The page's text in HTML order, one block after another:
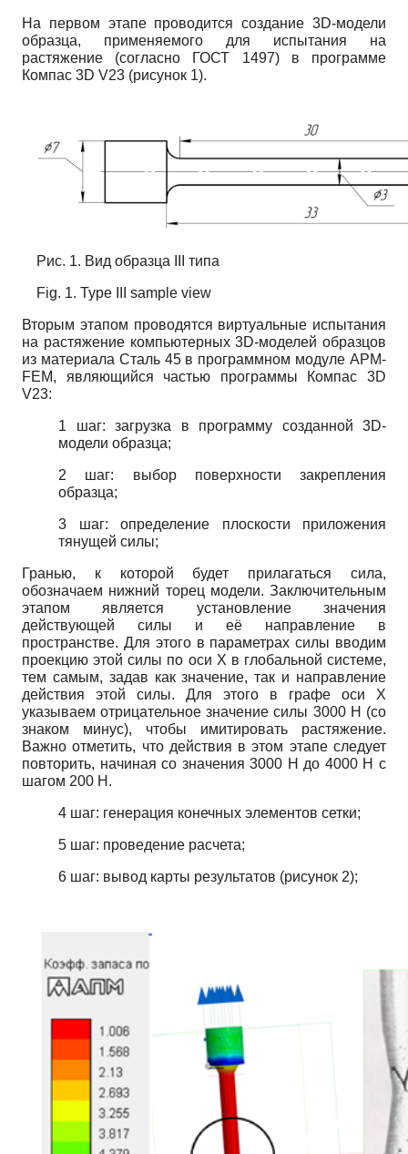
На первом этапе проводится создание 3D-модели
образца, применяемого для испытания на
растяжение (согласно ГОСТ 1497) в программе
Компас 3D V23 (рисунок 1).
Рис. 1. Вид образца III типа
Fig. 1. Type III sample view
Вторым этапом проводятся виртуальные испытания
на растяжение компьютерных 3D-моделей образцов
из материала Сталь 45 в программном модуле APM-
FEM, являющийся частью программы Компас 3D
V23:
1 шаг: загрузка в программу созданной 3D-
модели образца;
2 шаг: выбор поверхности закрепления
образца;
3 шаг: определение плоскости приложения
тянущей силы;
Гранью, к которой будет прилагаться сила,
обозначаем нижний торец модели. Заключительным
этапом является установление значения
действующей силы и её направление в
пространстве. Для этого в параметрах силы вводим
проекцию этой силы по оси X в глобальной системе,
тем самым, задав как значение, так и направление
действия этой силы. Для этого в графе оси X
указываем отрицательное значение силы 3000 Н (со
знаком минус), чтобы имитировать растяжение.
Важно отметить, что действия в этом этапе следует
повторить, начиная со значения 3000 Н до 4000 Н с
шагом 200 Н.
4 шаг: генерация конечных элементов сетки;
5 шаг: проведение расчета;
6 шаг: вывод карты результатов (рисунок 2);